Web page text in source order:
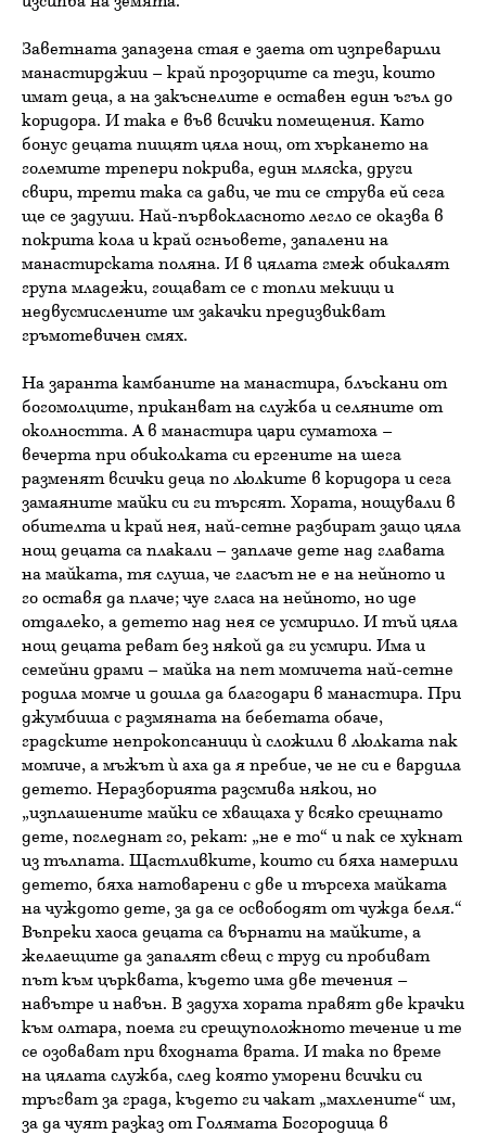
Заветната запазена стая е заета от изпреварили
манастирджии – край прозорците са тези, които
имат деца, а на закъснелите е оставен един ъгъл до
коридора. И така е във всички помещения. Като
бонус децата пищят цяла нощ, от хъркането на
големите трепери покрива, един мляска, други
свири, трети така са дави, че ти се струва ей сега
ще се задуши. Най-първокласното легло се оказва в
покрита кола и край огньовете, запалени на
манастирската поляна. И в цялата гмеж обикалят
група младежи, гощават се с топли мекици и
недвусмислените им закачки предизвикват
гръмотевичен смях.
На заранта камбаните на манастира, блъскани от
богомолците, приканват на служба и селяните от
околността. А в манастира цари суматоха –
вечерта при обиколката си ергените на шега
разменят всички деца по люлките в коридора и сега
замаяните майки си ги търсят. Хората, нощували в
обителта и край нея, най-сетне разбират защо цяла
нощ децата са плакали – заплаче дете над главата
на майката, тя слуша, че гласът не е на нейното и
го оставя да плаче; чуе гласа на нейното, но иде
отдалеко, а детето над нея се усмирило. И тъй цяла
нощ децата реват без някой да ги усмири. Има и
семейни драми – майка на пет момичета най-сетне
родила момче и дошла да благодари в манастира. При
джумбиша с размяната на бебетата обаче,
градските непрокопсаници ѝ сложили в люлката пак
момиче, а мъжът ѝ аха да я пребие, че не си е вардила
детето. Неразборията разсмива някои, но
„изплашените майки се хващаха у всяко срещнато
дете, погледнат го, рекат: „не е то“ и пак се хукнат
из тълпата. Щастливките, които си бяха намерили
детето, бяха натоварени с две и търсеха майката
на чуждото дете, за да се освободят от чужда беля.“
Въпреки хаоса децата са върнати на майките, а
желаещите да запалят свещ с труд си пробиват
път към църквата, където има две течения –
навътре и навън. В задуха хората правят две крачки
към олтара, поема ги срещуположното течение и те
се озовават при входната врата. И така по време
на цялата служба, след която уморени всички си
тръгват за града, където ги чакат „махлените“ им,
за да чуят разказ от Голямата Богородица в